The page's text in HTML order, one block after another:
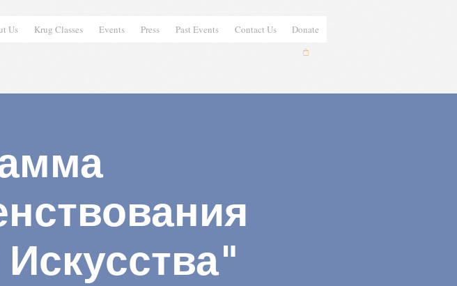
Us Krug Classes Events Press Past Events Contact Us Donate